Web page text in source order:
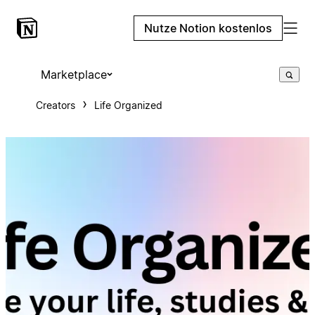
Nutze Notion kostenlos
Marketplace
Creators Life Organized